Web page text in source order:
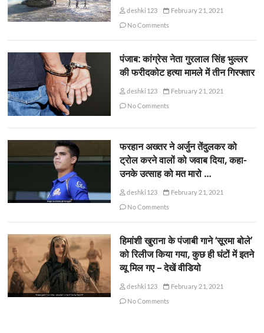
deshki123
February 21, 2021
No Comments
पंजाब: कांग्रेस नेता गुरलाल सिंह भुल्लर
की फरीदकोट हत्या मामले में तीन गिरफ्तार
deshki123
February 21, 2021
No Comments
फरहान अख्तर ने अर्जुन तेंदुलकर को
ट्रोल करने वालों को जवाब दिया, कहा-
उनके उत्साह को मत मारो …
deshki123
February 21, 2021
No Comments
हिमांशी खुराना के पंजाबी गाने ‘सूरमा बोले’
को रिलीज किया गया, कुछ ही घंटों में इतने
व्यू मिल गए – देखें वीडियो
deshki123
February 21, 2021
No Comments